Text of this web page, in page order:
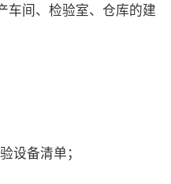
车间、检验室、仓库的建
设备清单；